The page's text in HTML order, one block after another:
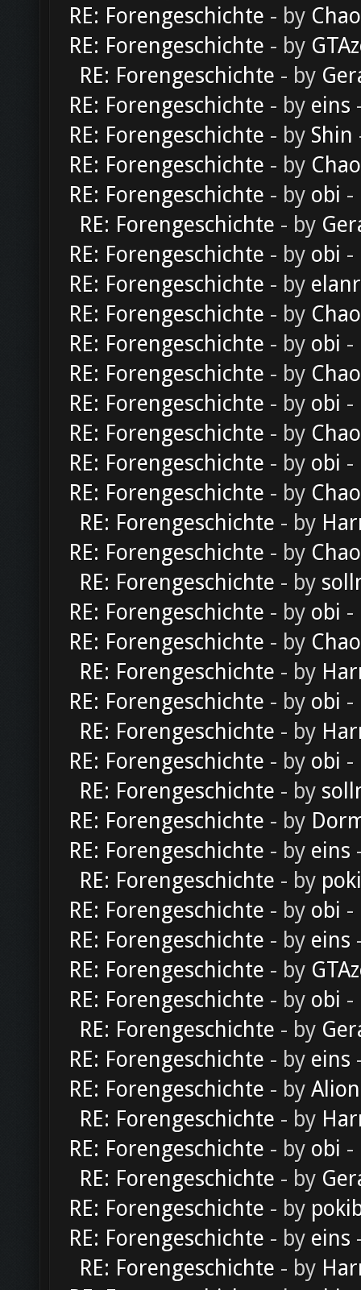
RE: Forengeschichte - by
RE: Forengeschichte - by
RE: Forengeschichte - by
RE: Forengeschichte - by eins
RE: Forengeschichte - by Shin
RE: Forengeschichte - by
RE: Forengeschichte - by obi -
RE: Forengeschichte - by
RE: Forengeschichte - by obi -
RE: Forengeschichte - by
RE: Forengeschichte - by
RE: Forengeschichte - by obi -
RE: Forengeschichte - by
RE: Forengeschichte - by obi -
RE: Forengeschichte - by
RE: Forengeschichte - by obi -
RE: Forengeschichte - by
RE: Forengeschichte - by
RE: Forengeschichte - by
RE: Forengeschichte - by
RE: Forengeschichte - by obi -
RE: Forengeschichte - by
RE: Forengeschichte - by
RE: Forengeschichte - by obi -
RE: Forengeschichte - by
RE: Forengeschichte - by obi -
RE: Forengeschichte - by
RE: Forengeschichte - by
RE: Forengeschichte - by eins
RE: Forengeschichte - by
RE: Forengeschichte - by obi -
RE: Forengeschichte - by eins
RE: Forengeschichte - by
RE: Forengeschichte - by obi -
RE: Forengeschichte - by
RE: Forengeschichte - by eins
RE: Forengeschichte - by Alion
RE: Forengeschichte - by
RE: Forengeschichte - by obi -
RE: Forengeschichte - by
RE: Forengeschichte - by
RE: Forengeschichte - by eins
RE: Forengeschichte - by